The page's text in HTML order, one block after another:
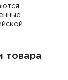
товара